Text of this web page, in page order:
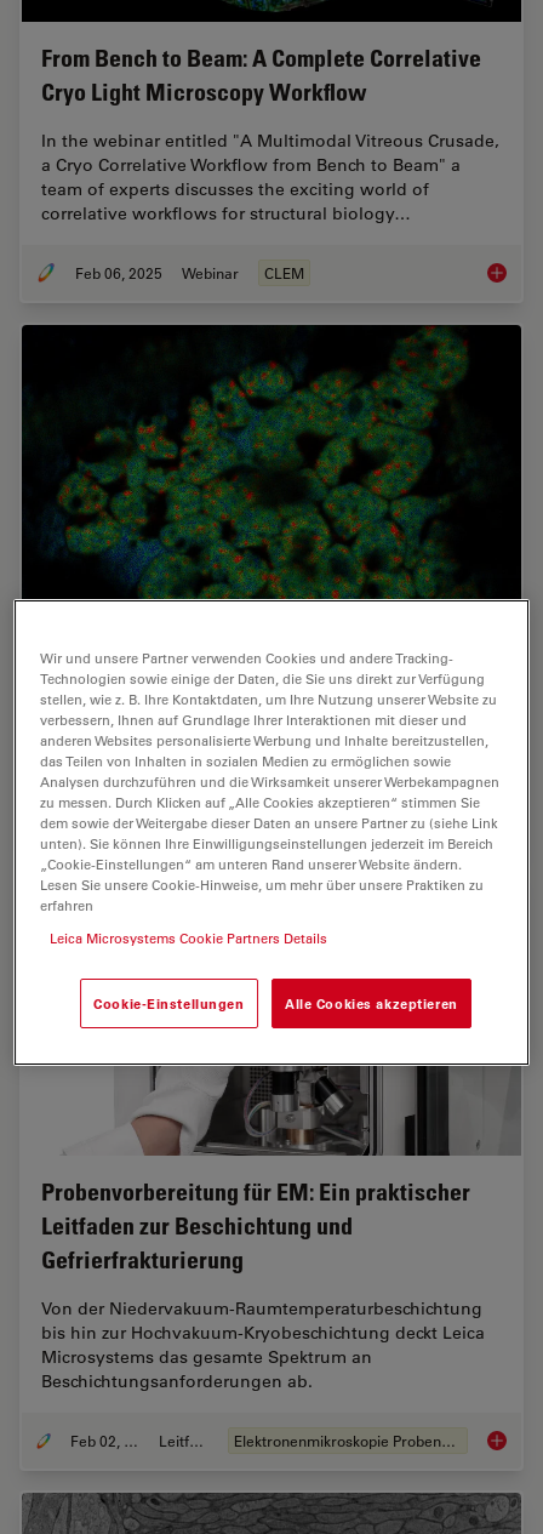
From Bench to Beam: A Complete Correlative
Cryo Light Microscopy Workflow
In the webinar entitled "A Multimodal Vitreous Crusade,
a Cryo Correlative Workflow from Bench to Beam" a
team of experts discusses the exciting world of
correlative workflows for structural biology…
Feb 06, 2025 Webinar CLEM From
Mit der Kryo-Elektronentomographie (CryoET) lassen
sich Biomoleküle in ihrer zellulären Umgebung mit einer
noch nie dagewesenen Auflösung von weniger als
einem Nanometer auflösen.
Mar 21, 2022 Leitfaden Kryoelektronenmikroskopie Kryo-
Probenvorbereitung für EM: Ein praktischer
Leitfaden zur Beschichtung und
Gefrierfrakturierung
Von der Niedervakuum-Raumtemperaturbeschichtung
bis hin zur Hochvakuum-Kryobeschichtung deckt Leica
Microsystems das gesamte Spektrum an
Beschichtungsanforderungen ab.
Feb 02, 2021 Leitfaden Elektronenmikroskopie Probenvorbereitung
Wir und unsere Partner verwenden Cookies und andere Tracking-
Technologien sowie einige der Daten, die Sie uns direkt zur Verfügung
stellen, wie z. B. Ihre Kontaktdaten, um Ihre Nutzung unserer Website zu
verbessern, Ihnen auf Grundlage Ihrer Interaktionen mit dieser und
anderen Websites personalisierte Werbung und Inhalte bereitzustellen,
das Teilen von Inhalten in sozialen Medien zu ermöglichen sowie
Analysen durchzuführen und die Wirksamkeit unserer Werbekampagnen
zu messen. Durch Klicken auf „Alle Cookies akzeptieren“ stimmen Sie
dem sowie der Weitergabe dieser Daten an unsere Partner zu (siehe Link
unten). Sie können Ihre Einwilligungseinstellungen jederzeit im Bereich
„Cookie-Einstellungen“ am unteren Rand unserer Website ändern.
Lesen Sie unsere Cookie-Hinweise, um mehr über unsere Praktiken zu
erfahren
Leica Microsystems Cookie Partners Details
Cookie-Einstellungen Alle Cookies akzeptieren